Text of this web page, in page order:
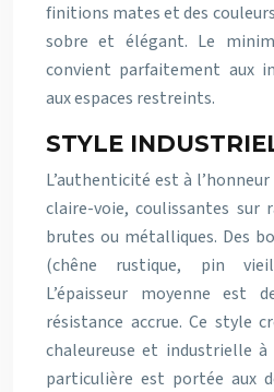
finitions mates et des
sobre et élégant. Le
convient parfaitement aux
aux espaces restreints.
STYLE
L’authenticité est à
claire-voie, coulissantes
brutes ou métalliques. Des
(chêne rustique, pin
L’épaisseur moyenne est
résistance accrue. Ce style
chaleureuse et industrielle
particulière est portée aux